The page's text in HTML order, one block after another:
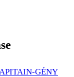
GÉNY